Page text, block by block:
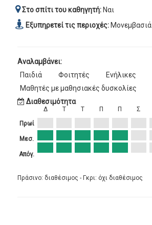
Στο σπίτι του καθηγητή: Ναι
Εξυπηρετεί τις περιοχές: Μονεμβασιά
Αναλαμβάνει:
Παιδιά
Φοιτητές
Ενήλικες
Μαθητές με μαθησιακές δυσκολίες
Διαθεσιμότητα
Πρωί
Μεσ.
Απόγ.
Δ Τ Τ Π Π Σ
Πράσινο: διαθέσιμος - Γκρι: όχι διαθέσιμος